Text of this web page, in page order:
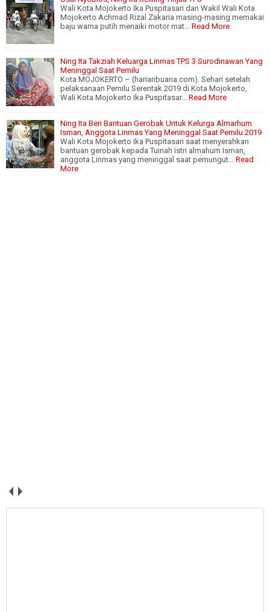
Wali Kota Mojokerto Ika Puspitasari dan Wakil Wali Kota
Mojokerto Achmad Rizal Zakaria masing-masing memakai
baju warna putih menaiki motor mat… Read More
Ning Ita Takziah Keluarga Linmas TPS 3 Surodinawan Yang
Meninggal Saat Pemilu
Kota MOJOKERTO – (harianbuana.com). Sehari setelah
pelaksanaan Pemilu Serentak 2019 di Kota Mojokerto,
Wali Kota Mojokerto Ika Puspitasar… Read More
Ning Ita Beri Bantuan Gerobak Untuk Kelurga Almarhum
Isman, Anggota Linmas Yang Meninggal Saat Pemilu 2019
Wali Kota Mojokerto Ika Puspitasari saat menyerahkan
bantuan gerobak kepada Tuinah istri almahum Isman,
anggota Linmas yang meninggal saat pemungut… Read
More